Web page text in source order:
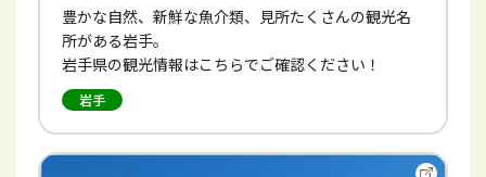
豊かな自然、新鮮な魚介類、見所たくさんの観光名
所がある岩手。
岩手県の観光情報はこちらでご確認ください！
岩手
別